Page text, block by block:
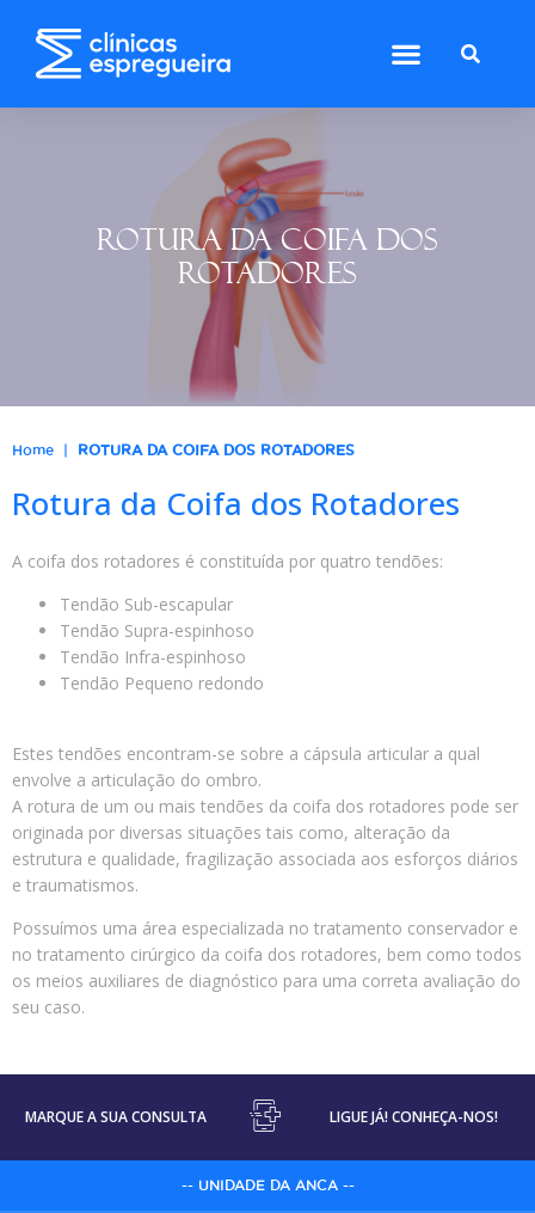
ROTURA DA COIFA DOS
ROTADORES
Home | ROTURA DA COIFA DOS ROTADORES
Rotura da Coifa dos Rotadores
A coifa dos rotadores é constituída por quatro tendões:
Tendão Sub-escapular
Tendão Supra-espinhoso
Tendão Infra-espinhoso
Tendão Pequeno redondo
Estes tendões encontram-se sobre a cápsula articular a qual
envolve a articulação do ombro.
A rotura de um ou mais tendões da coifa dos rotadores pode ser
originada por diversas situações tais como, alteração da
estrutura e qualidade, fragilização associada aos esforços diários
e traumatismos.
Possuímos uma área especializada no tratamento conservador e
no tratamento cirúrgico da coifa dos rotadores, bem como todos
os meios auxiliares de diagnóstico para uma correta avaliação do
seu caso.
MARQUE A SUA CONSULTA LIGUE JÁ! CONHEÇA-NOS!
-- UNIDADE DA ANCA --